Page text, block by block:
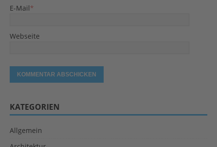
E-Mail*
Webseite
KATEGORIEN
Allgemein